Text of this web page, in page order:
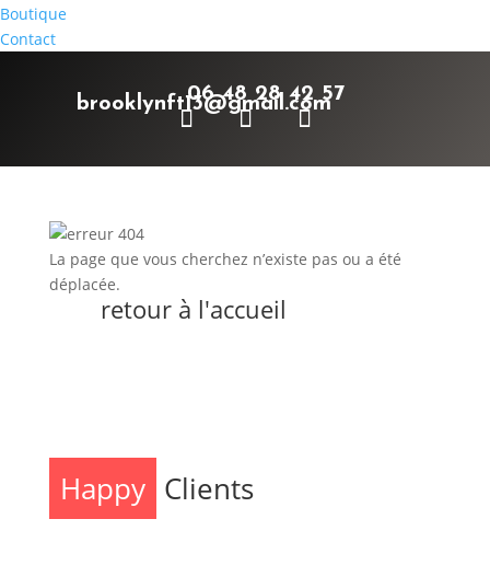
Boutique
Contact
06 48 28 42 57
brooklynft13@gmail.com
La page que vous cherchez n’existe pas ou a été
déplacée.
retour à l'accueil
Happy Clients